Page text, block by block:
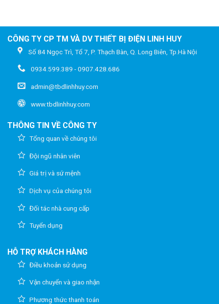
CÔNG TY CP TM VÀ DV THIẾT BỊ ĐIỆN LINH HUY
Số 84 Ngọc Trì, Tổ 7, P. Thạch Bàn, Q. Long Biên, Tp.Hà Nội
0934.599.389 - 0907.428.686
admin@tbdlinhhuy.com
www.tbdlinhhuy.com
THÔNG TIN VỀ CÔNG TY
Tổng quan về chúng tôi
Đội ngũ nhân viên
Giá trị và sứ mệnh
Dịch vụ của chúng tôi
Đối tác nhà cung cấp
Tuyển dụng
HỖ TRỢ KHÁCH HÀNG
Điều khoản sử dụng
Vận chuyển và giao nhận
Phương thức thanh toán